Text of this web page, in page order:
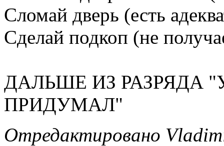
Сломай дверь (есть
Сделай подкоп (не
ДАЛЬШЕ ИЗ РАЗРЯДА
ПРИДУМАЛ"
Отредактировано